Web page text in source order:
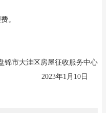
。
锦市大洼区房屋征收服务中心
2023年1月10日